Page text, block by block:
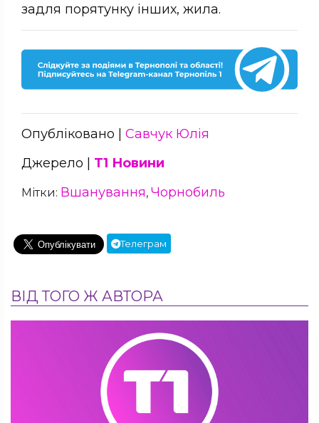
задля порятунку інших, жила.
Опубліковано | Савчук Юлія
Джерело | Т1 Новини
Мітки: Вшанування, Чорнобиль
Телеграм
ВІД ТОГО Ж АВТОРА